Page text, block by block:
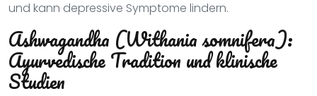
und kann depressive Symptome lindern.
Ashwagandha (Withania somnifera):
Ayurvedische Tradition und klinische
Studien